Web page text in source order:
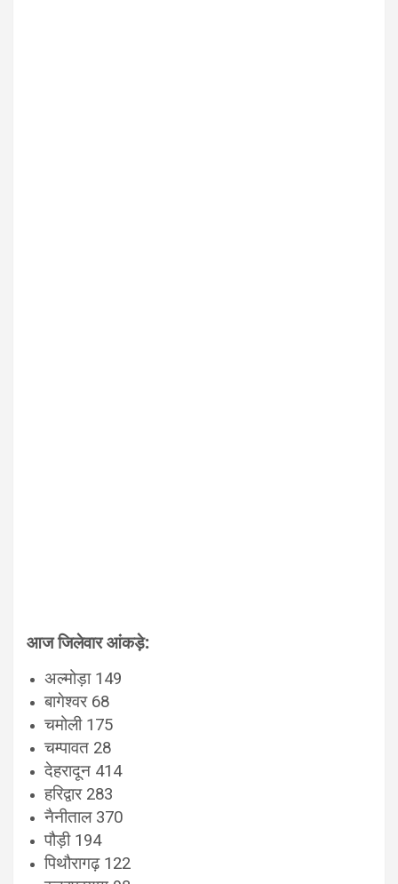
आज जिलेवार आंकड़े:
अल्मोड़ा 149
बागेश्वर 68
चमोली 175
चम्पावत 28
देहरादून 414
हरिद्वार 283
नैनीताल 370
पौड़ी 194
पिथौरागढ़ 122